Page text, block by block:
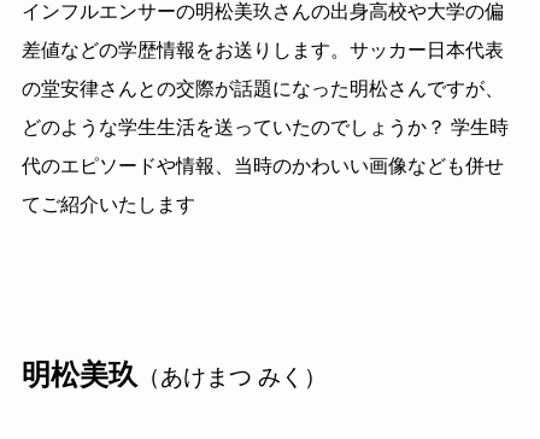
インフルエンサーの明松美玖さんの出身高校や大学の偏
差値などの学歴情報をお送りします。サッカー日本代表
の堂安律さんとの交際が話題になった明松さんですが、
どのような学生生活を送っていたのでしょうか？ 学生時
代のエピソードや情報、当時のかわいい画像なども併せ
てご紹介いたします
明松美玖 （あけまつ みく）